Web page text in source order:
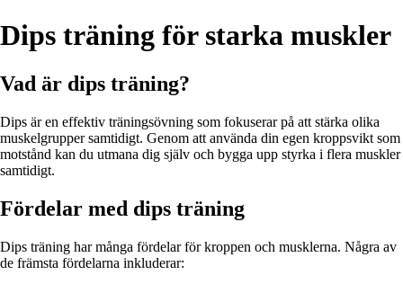
Dips träning för starka muskler
Vad är dips träning?
Dips är en effektiv träningsövning som fokuserar på att stärka olika
muskelgrupper samtidigt. Genom att använda din egen kroppsvikt som
motstånd kan du utmana dig själv och bygga upp styrka i flera muskler
samtidigt.
Fördelar med dips träning
Dips träning har många fördelar för kroppen och musklerna. Några av
de främsta fördelarna inkluderar: